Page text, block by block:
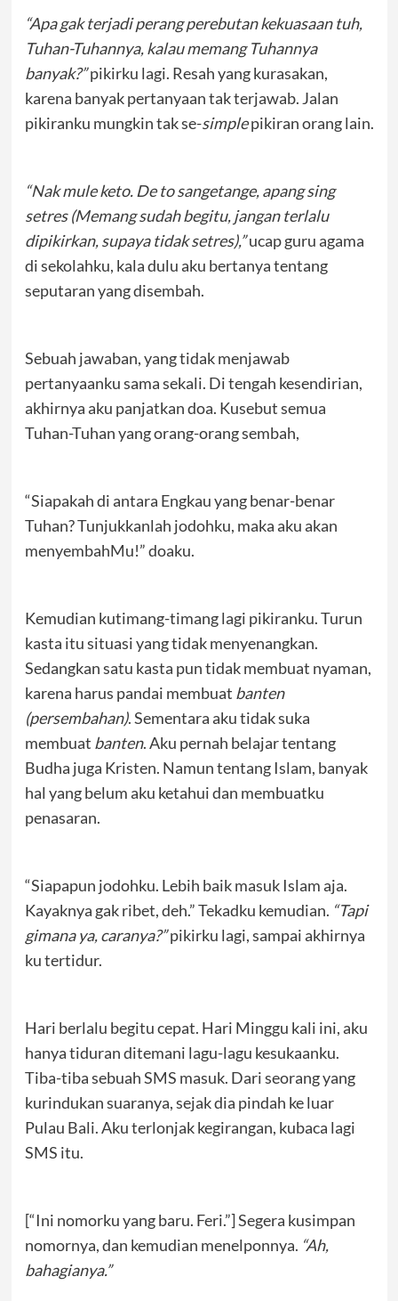
“Apa gak terjadi perang perebutan kekuasaan tuh,
Tuhan-Tuhannya, kalau memang Tuhannya
banyak?”pikirku lagi. Resah yang kurasakan,
karena banyak pertanyaan tak terjawab. Jalan
pikiranku mungkin tak se-simplepikiran orang lain.
“Nak mule keto. De to sangetange, apang sing
setres (Memang sudah begitu, jangan terlalu
dipikirkan, supaya tidak setres),”ucap guru agama
di sekolahku, kala dulu aku bertanya tentang
seputaran yang disembah.
Sebuah jawaban, yang tidak menjawab
pertanyaanku sama sekali. Di tengah kesendirian,
akhirnya aku panjatkan doa. Kusebut semua
Tuhan-Tuhan yang orang-orang sembah,
“Siapakah di antara Engkau yang benar-benar
Tuhan? Tunjukkanlah jodohku, maka aku akan
menyembahMu!” doaku.
Kemudian kutimang-timang lagi pikiranku. Turun
kasta itu situasi yang tidak menyenangkan.
Sedangkan satu kasta pun tidak membuat nyaman,
karena harus pandai membuat banten
(persembahan). Sementara aku tidak suka
membuat banten. Aku pernah belajar tentang
Budha juga Kristen. Namun tentang Islam, banyak
hal yang belum aku ketahui dan membuatku
penasaran.
“Siapapun jodohku. Lebih baik masuk Islam aja.
Kayaknya gak ribet, deh.” Tekadku kemudian. “Tapi
gimana ya, caranya?”pikirku lagi, sampai akhirnya
ku tertidur.
Hari berlalu begitu cepat. Hari Minggu kali ini, aku
hanya tiduran ditemani lagu-lagu kesukaanku.
Tiba-tiba sebuah SMS masuk. Dari seorang yang
kurindukan suaranya, sejak dia pindah ke luar
Pulau Bali. Aku terlonjak kegirangan, kubaca lagi
SMS itu.
[“Ini nomorku yang baru. Feri.”] Segera kusimpan
nomornya, dan kemudian menelponnya. “Ah,
bahagianya.”